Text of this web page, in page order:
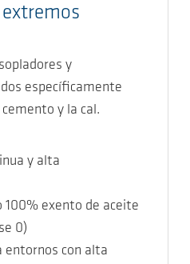
y
específicamente
y la cal.
y alta
100% exento de aceite
0)
entornos con alta